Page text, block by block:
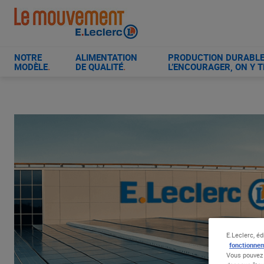
Aller
contenu
NOTRE
MODÈLE.
ALIMENTATION
DE QUALITÉ.
PRODUCTION
L’ENCOURAGER, ON Y
E.Leclerc,
Vous